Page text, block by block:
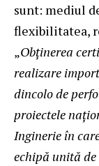
sunt: mediul
flexibilitatea,
„Obținerea
realizare
dincolo de
proiectele
Inginerie în
echipă unită